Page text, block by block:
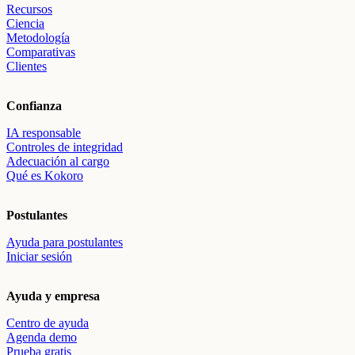
Recursos
Ciencia
Metodología
Comparativas
Clientes
Confianza
IA responsable
Controles de integridad
Adecuación al cargo
Qué es Kokoro
Postulantes
Ayuda para postulantes
Iniciar sesión
Ayuda y empresa
Centro de ayuda
Agenda demo
Prueba gratis